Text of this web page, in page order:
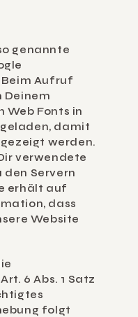
genannte
Aufruf
Deinem
Web Fonts in
damit
werden.
verwendete
den Servern
erhält auf
dass
Website
6 Abs. 1 Satz
folgt